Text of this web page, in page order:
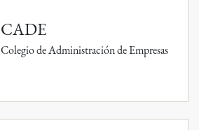
CADE
Colegio de Administración de Empresas